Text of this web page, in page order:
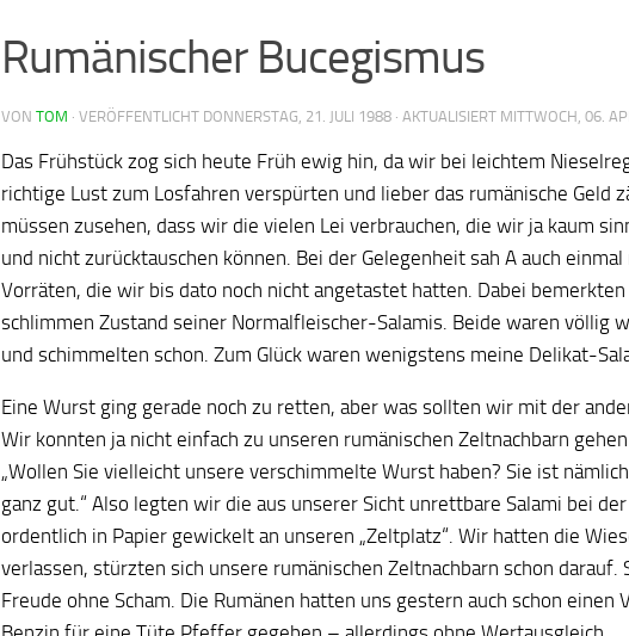
Rumänischer Bucegismus
VON TOM · VERÖFFENTLICHT DONNERSTAG, 21. JULI 1988 · AKTUALISIERT MITTWOCH, 06.
Das Frühstück zog sich heute Früh ewig hin, da wir bei leichtem
richtige Lust zum Losfahren verspürten und lieber das rumänische Geld
müssen zusehen, dass wir die vielen Lei verbrauchen, die wir ja kaum
und nicht zurücktauschen können. Bei der Gelegenheit sah A auch einmal
Vorräten, die wir bis dato noch nicht angetastet hatten. Dabei
schlimmen Zustand seiner Normalfleischer-Salamis. Beide waren völlig
und schimmelten schon. Zum Glück waren wenigstens meine Delikat-
Eine Wurst ging gerade noch zu retten, aber was sollten wir mit der
Wir konnten ja nicht einfach zu unseren rumänischen Zeltnachbarn
„Wollen Sie vielleicht unsere verschimmelte Wurst haben? Sie ist
ganz gut.“ Also legten wir die aus unserer Sicht unrettbare Salami bei
ordentlich in Papier gewickelt an unseren „Zeltplatz“. Wir hatten die
verlassen, stürzten sich unsere rumänischen Zeltnachbarn schon darauf.
Freude ohne Scham. Die Rumänen hatten uns gestern auch schon einen